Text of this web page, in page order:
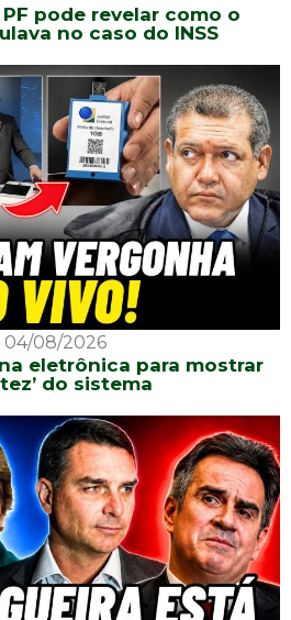
pode revelar como o
no caso do INSS
04/08/2026
eletrônica para mostrar
do sistema